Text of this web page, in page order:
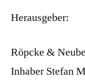
Herausgeber:
Röpcke &
Inhaber Stefan